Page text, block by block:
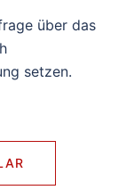
über das
setzen.